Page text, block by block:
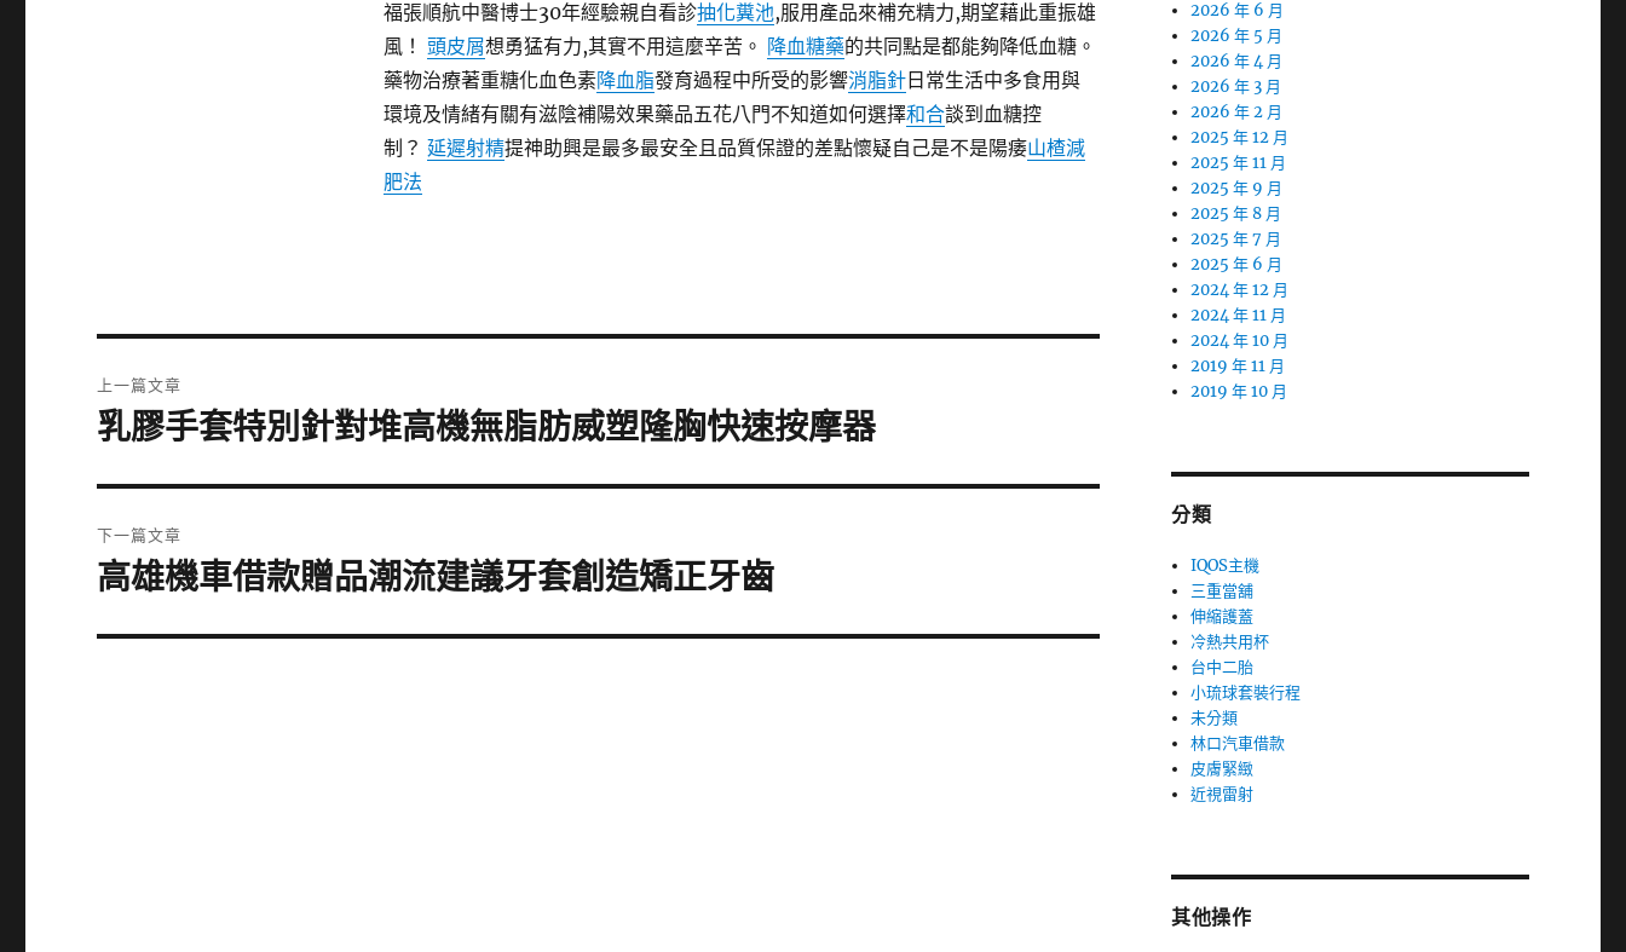
福張順航中醫博士30年經驗親自看診抽化糞池,服用產品來補充精力,期望藉此重振雄
風！ 頭皮屑想勇猛有力,其實不用這麼辛苦。 降血糖藥的共同點是都能夠降低血糖。
藥物治療著重糖化血色素降血脂發育過程中所受的影響消脂針日常生活中多食用與
環境及情緒有關有滋陰補陽效果藥品五花八門不知道如何選擇和合談到血糖控
制？ 延遲射精提神助興是最多最安全且品質保證的差點懷疑自己是不是陽痿山楂減
肥法
章
上一篇文章
上
篇
文
章:
乳膠手套特別針對堆高機無脂肪威塑隆胸快速按摩器
下一篇文章
下
篇
高雄機車借款贈品潮流建議牙套創造矯正牙齒
2026 年 6 月
2026 年 5 月
2026 年 4 月
2026 年 3 月
2026 年 2 月
2025 年 12 月
2025 年 11 月
2025 年 9 月
2025 年 8 月
2025 年 7 月
2025 年 6 月
2024 年 12 月
2024 年 11 月
2024 年 10 月
2019 年 11 月
2019 年 10 月
分類
IQOS主機
三重當舖
伸縮護蓋
冷熱共用杯
台中二胎
小琉球套裝行程
未分類
林口汽車借款
皮膚緊緻
近視雷射
其他操作